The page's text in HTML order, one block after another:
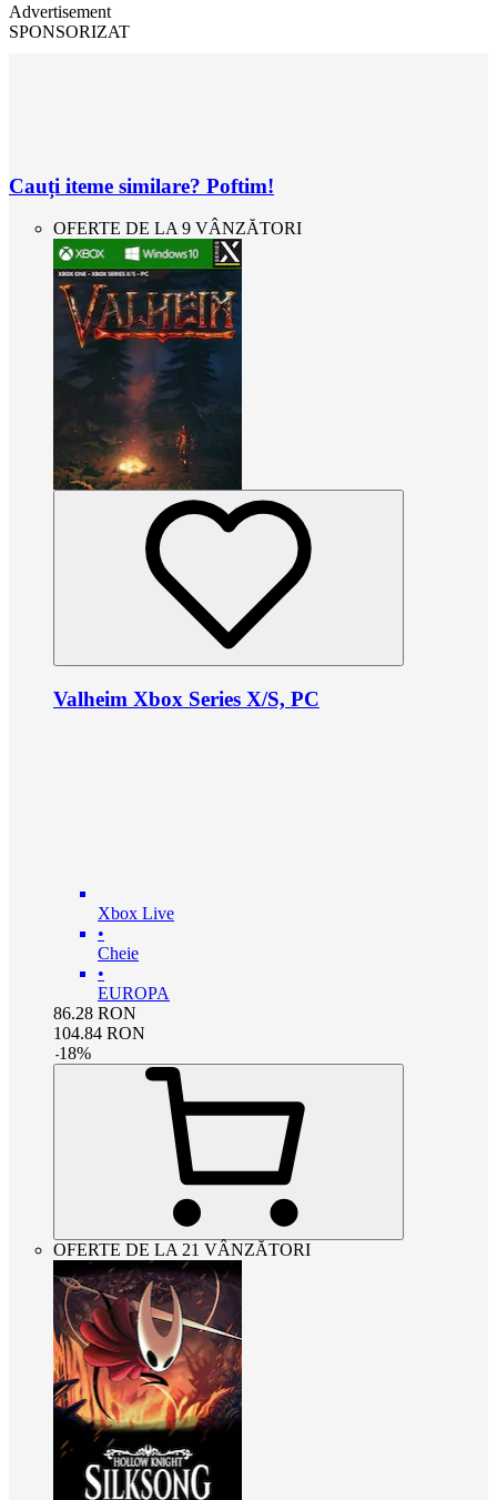
Advertisement
SPONSORIZAT
Cauți iteme similare? Poftim!
OFERTE DE LA 9 VÂNZĂTORI
Valheim Xbox Series X/S, PC
Xbox Live
•
Cheie
•
EUROPA
86.28 RON
104.84 RON
-18%
OFERTE DE LA 21 VÂNZĂTORI